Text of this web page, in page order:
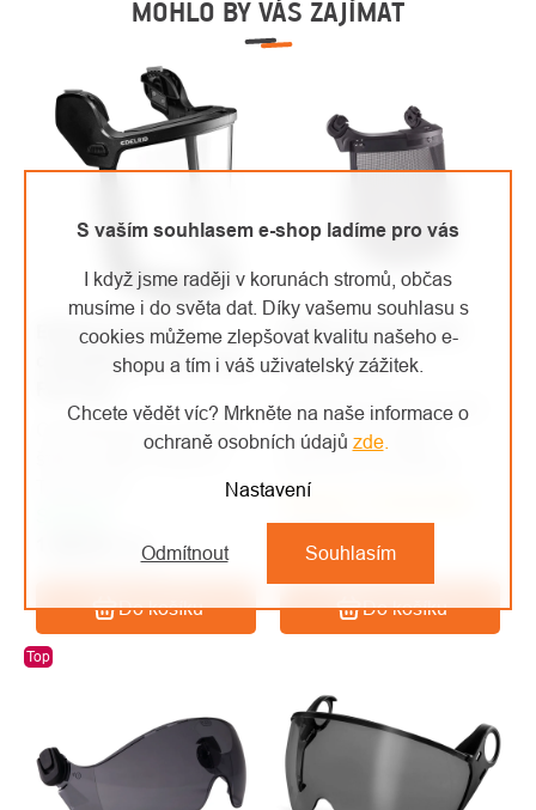
S vaším souhlasem e-shop ladíme pro vás
I když jsme raději v korunách stromů, občas
musíme i do světa dat. Díky vašemu souhlasu s
cookies můžeme zlepšovat kvalitu našeho e-
shopu a tím i váš uživatelský zážitek.
Chcete vědět víc? Mrkněte na naše informace o
ochraně osobních údajů zde.
Nastavení
Odmítnout Souhlasím
MOHLO BY VÁS ZAJÍMAT
Edelrid ochranný
celoobličejový štít Visor
/ ks
Do košíku
Celoobličejový ochranný
PETZL ochranný štít
VIZEN MESH
Skladem u dodavatele
1 075 Kč bez DPH
Do košíku
Ochranný obličejový štít
pro pracovní přilby
Top